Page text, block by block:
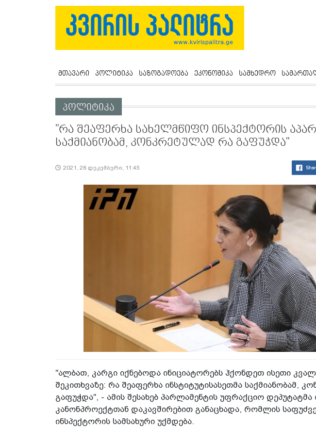
მთავარი პოლიტიკა საზოგადოება ეკონომიკა სამხედრო
პოლიტიკა
"რა შეაფერხა სახელმწიფო ინსპექტორის
საქმიანობამ, კონკრეტულად რა გაფუჭდა"
2021, 28 დეკემბერი, 11:45
"ალბათ, კარგი იქნებოდა ინიციატორებს ჰქონდეთ ისეთი
შეკითხვაზე: რა შეაფერხა ინსტიტუტისასეთმა საქმიანობამ,
გაფუჭდა", - ამის შესახებ პარლამენტის უფრაქციო
კანონპროექტთან დაკავშირებით განაცხადა, რომლის
ინსპექტორის სამსახური უქმდება.